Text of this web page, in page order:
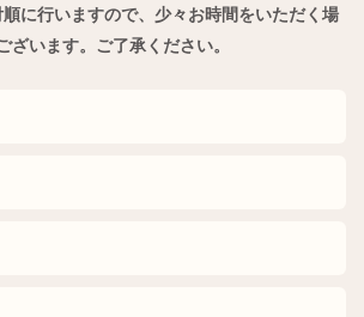
に行いますので、少々お時間をいただく場
ざいます。ご了承ください。